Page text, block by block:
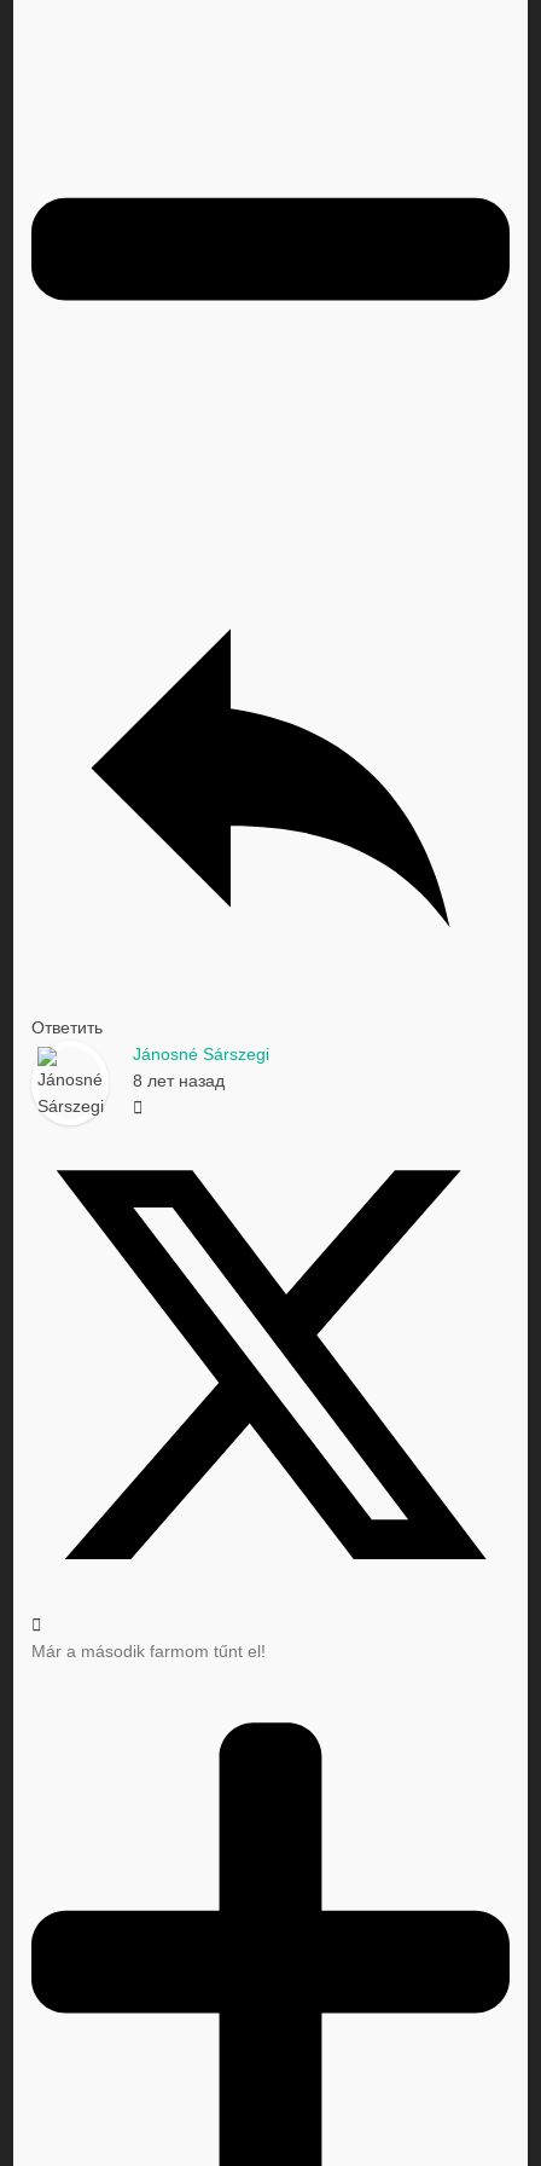
Ответить
Jánosné Sárszegi
8 лет назад
Már a második farmom tűnt el!